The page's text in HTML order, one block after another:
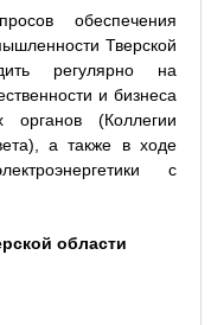
обеспечения
Тверской
регулярно на
и бизнеса
органов (Коллегии
а также в ходе
с
области